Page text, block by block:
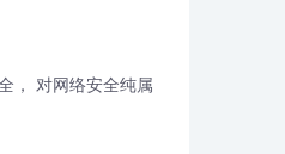
， 对网络安全纯属